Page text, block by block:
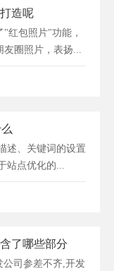
造呢
红包照片"功能，
友圈照片，表扬...
述、关键词的设置
站点优化的...
了哪些部分
公司参差不齐,开发